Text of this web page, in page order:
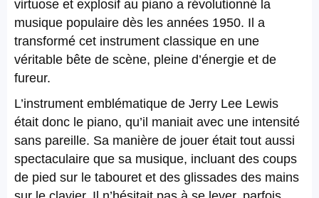
virtuose et explosif au piano a révolutionné la
musique populaire dès les années 1950. Il a
transformé cet instrument classique en une
véritable bête de scène, pleine d’énergie et de
fureur.
L’instrument emblématique de Jerry Lee Lewis
était donc le piano, qu’il maniait avec une intensité
sans pareille. Sa manière de jouer était tout aussi
spectaculaire que sa musique, incluant des coups
de pied sur le tabouret et des glissades des mains